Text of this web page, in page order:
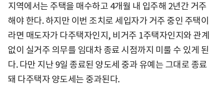
지역에서는 주택을 매수하고 4개월 내 입주해 2년간 거주
해야 한다. 하지만 이번 조치로 세입자가 거주 중인 주택이
라면 매도자가 다주택자인지, 비거주 1주택자인지와 관계
없이 실거주 의무를 임대차 종료 시점까지 미룰 수 있게 된
다. 다만 지난 9일 종료된 양도세 중과 유예는 그대로 종료
돼 다주택자 양도세는 중과된다.